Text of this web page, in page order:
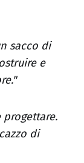
sacco di
e
progettare.
di